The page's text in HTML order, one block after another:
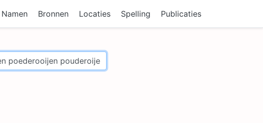
Namen Bronnen Locaties Spelling Publicaties